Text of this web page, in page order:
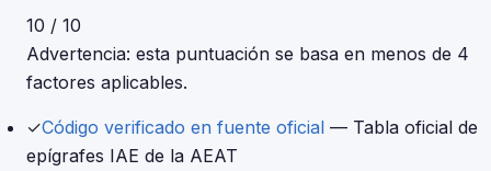
10 / 10
Advertencia: esta puntuación se basa en menos de 4
factores aplicables.
✓Código verificado en fuente oficial — Tabla oficial de
epígrafes IAE de la AEAT